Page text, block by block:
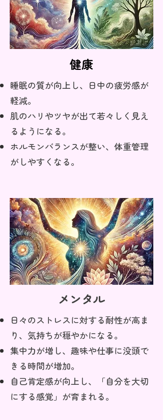
健康
睡眠の質が向上し、日中の疲労感が
軽減。
肌のハリやツヤが出て若々しく見え
るようになる。
ホルモンバランスが整い、体重管理
がしやすくなる。
メンタル
日々のストレスに対する耐性が高ま
り、気持ちが穏やかになる。
集中力が増し、趣味や仕事に没頭で
きる時間が増加。
自己肯定感が向上し、「自分を大切
にする感覚」が育まれる。